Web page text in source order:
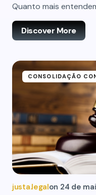
Quanto mais
Discover More
CONSOLIDAÇÃO
justa.legalon 24 de